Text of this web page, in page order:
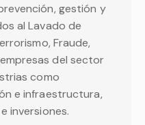
gestión y
al Lavado de
Fraude,
del sector
como
e infraestructura,
inversiones.